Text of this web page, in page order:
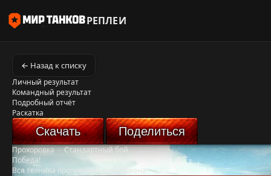
РЕПЛЕИ
← Назад к списку
Личный результат
Командный результат
Подробный отчёт
Раскатка
Скачать Поделиться
Прохоровка-Стандартный бой
Победа!
Вся техника противника уничтожена